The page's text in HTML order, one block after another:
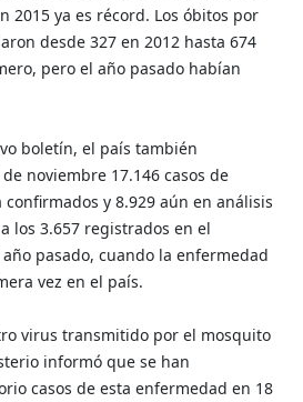
2015 ya es récord. Los óbitos por
desde 327 en 2012 hasta 674
pero el año pasado habían
boletín, el país también
noviembre 17.146 casos de
confirmados y 8.929 aún en análisis
los 3.657 registrados en el
pasado, cuando la enfermedad
vez en el país.
virus transmitido por el mosquito
informó que se han
casos de esta enfermedad en 18